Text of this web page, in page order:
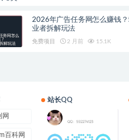
2026年广告任务网怎么赚钱
业者拆解玩法
免费项目 2 月前 15.1K
网
百科网
站长QQ